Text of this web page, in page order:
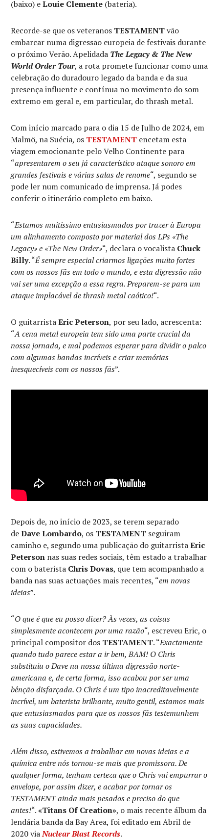
(baixo) eLouie Clemente (bateria).
Recorde-se que os veteranos TESTAMENTvão
embarcar numa digressão europeia de festivais durante
o próximo Verão. Apelidada The Legacy & The New
World Order Tour, a rota promete funcionar como uma
celebração do duradouro legado da banda e da sua
presença influente e contínua no movimento do som
extremo em geral e, em particular, do thrash metal.
Com início marcado para o dia 15 de Julho de 2024, em
Malmö, na Suécia, os TESTAMENT encetam esta
viagem emocionante pelo Velho Continente para
“apresentarem o seu já característico ataque sonoro em
grandes festivais e várias salas de renome“, segundo se
pode ler num comunicado de imprensa. Já podes
conferir o itinerário completo em baixo.
“Estamos muitíssimo entusiasmados por trazer à Europa
um alinhamento composto por material dos LPs «The
Legacy» e «The New Order»“, declara o vocalista Chuck
Billy. “É sempre especial criarmos ligações muito fortes
com os nossos fãs em todo o mundo, e esta digressão não
vai ser uma excepção a essa regra. Preparem-se para um
ataque implacável de thrash metal caótico!“.
O guitarristaEric Peterson, por seu lado, acrescenta:
“A cena metal europeia tem sido uma parte crucial da
nossa jornada, e mal podemos esperar para dividir o palco
com algumas bandas incríveis e criar memórias
inesquecíveis com os nossos fãs”.
Depois de, no início de 2023, se terem separado
deDave Lombardo, os TESTAMENT seguiram
caminho e, segundo uma publicação do guitarristaEric
Peterson nas suas redes sociais, têm estado a trabalhar
com o baterista Chris Dovas, que tem acompanhado a
banda nas suas actuações mais recentes, “em novas
ideias”.
“O que é que eu posso dizer? Às vezes, as coisas
simplesmente acontecem por uma razão“, escreveu Eric, o
principal compositor dos TESTAMENT. “Exactamente
quando tudo parece estar a ir bem, BAM! O Chris
substituiu o Dave na nossa última digressão norte-
americana e, de certa forma, isso acabou por ser uma
bênção disfarçada. O Chris é um tipo inacreditavelmente
incrível, um baterista brilhante, muito gentil, estamos mais
que entusiasmados para que os nossos fãs testemunhem
as suas capacidades.
Além disso, estivemos a trabalhar em novas ideias e a
química entre nós tornou-se mais que promissora. De
qualquer forma, tenham certeza que o Chris vai empurrar o
envelope, por assim dizer, e acabar por tornar os
TESTAMENT ainda mais pesados e preciso do que
antes!“.«Titans Of Creation», o mais recente álbum da
lendária banda da Bay Area, foi editado em Abril de
2020 viaNuclear Blast Records.